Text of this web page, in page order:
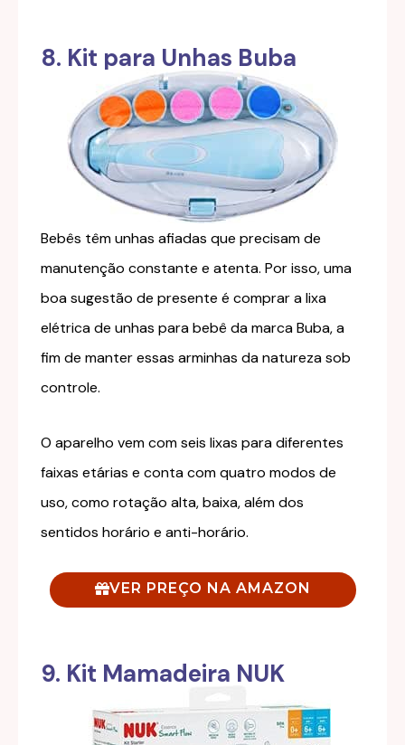
8. Kit para Unhas Buba
Bebês têm unhas afiadas que precisam de
manutenção constante e atenta. Por isso, uma
boa sugestão de presente é comprar a lixa
elétrica de unhas para bebê da marca Buba, a
fim de manter essas arminhas da natureza sob
controle.
O aparelho vem com seis lixas para diferentes
faixas etárias e conta com quatro modos de
uso, como rotação alta, baixa, além dos
sentidos horário e anti-horário.
VER PREÇO NA AMAZON
9. Kit Mamadeira NUK